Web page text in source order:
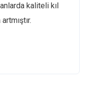
kaliteli kıl